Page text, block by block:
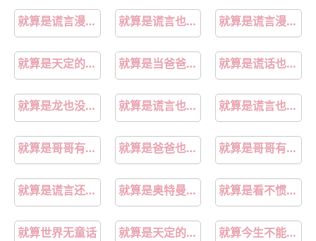
就算是谎言漫画韩漫全文在线阅读 就算是谎言也说伴奏 就算是谎言漫画免费看
就算是天定的良缘也会有辛苦 就算是当爸爸我也愿意完整版 就算是谎话也说吧音译
就算是龙也没问题 就算是谎言也愿意继续相信 就算是谎言也可以用来表达爱吗
就算是哥哥有爱就没问题了对吧在线观看樱花动漫在线看 就算是爸爸也要谈恋爱的动漫完整版在线观看 就算是哥哥有爱就没问题了对吧樱花动漫
就算是谎言还有人愿意哄你 就算是奥特曼也救不了你们 就算是看不惯我又能如何
就算世界无童话 就算是天定的良缘也会有辛苦伴奏 就算今生不能在一起原唱